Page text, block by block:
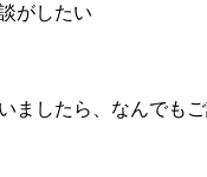
がしたい
ましたら、なんでも